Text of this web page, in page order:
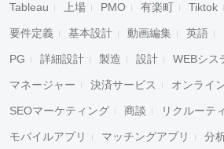
Tableau 上場 PMO 有楽町 Tiktok
要件定義 基本設計 動画編集 英語
PG 詳細設計 製造 設計 WEBシス
マネージャー 決済サービス オンライ
SEOマーケティング 商談 リクルーテ
モバイルアプリ マッチングアプリ 分